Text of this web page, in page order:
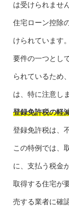
は受けられません
住宅ローン控除
けられています。
要件の一つとし
られているため
は、特に注意し
登録免許税の軽
登録免許税は、
この特例では、
に、支払う税金
取得する住宅が
売する業者に確